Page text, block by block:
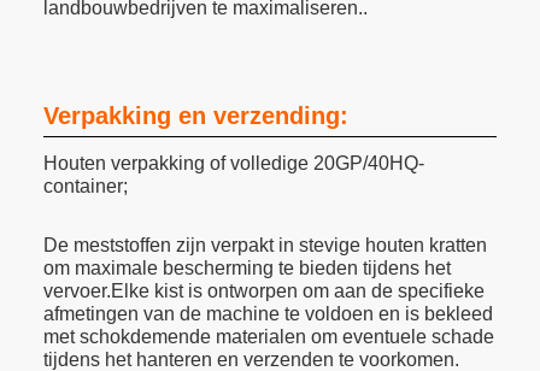
landbouwbedrijven te maximaliseren..
Verpakking en verzending:
Houten verpakking of volledige 20GP/40HQ-
container;
De meststoffen zijn verpakt in stevige houten kratten
om maximale bescherming te bieden tijdens het
vervoer.Elke kist is ontworpen om aan de specifieke
afmetingen van de machine te voldoen en is bekleed
met schokdemende materialen om eventuele schade
tijdens het hanteren en verzenden te voorkomen.